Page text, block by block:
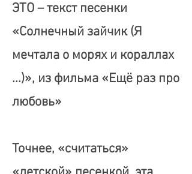
ЭТО – текст песенки
«Солнечный зайчик (Я
мечтала о морях и кораллах
...)», из фильма «Ещё раз про
любовь»
Точнее, «считаться»